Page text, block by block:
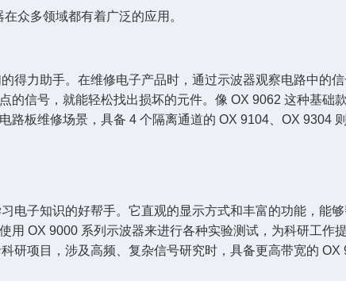
众多领域都有着广泛的应用。
得力助手。在维修电子产品时，通过示波器观察电路中的
的信号，就能轻松找出损坏的元件。像 OX 9062 这种基础
板维修场景，具备 4 个隔离通道的 OX 9104、OX 9304
电子知识的好帮手。它直观的显示方式和丰富的功能，能
OX 9000 系列示波器来进行各种实验测试，为科研工作
研项目，涉及高频、复杂信号研究时，具备更高带宽的 OX